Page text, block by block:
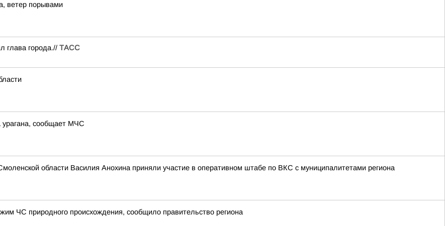
ветер порывами
глава города.// ТАСС
сообщает МЧС
области Василия Анохина приняли участие в оперативном штабе по ВКС с муниципалитетами региона
ЧС природного происхождения, сообщило правительство региона